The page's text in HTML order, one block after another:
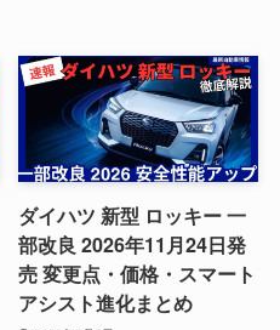
ダイハツ 新型 ロッキー 一
部改良 2026年11月24日発
売 変更点・価格・スマート
アシスト進化まとめ